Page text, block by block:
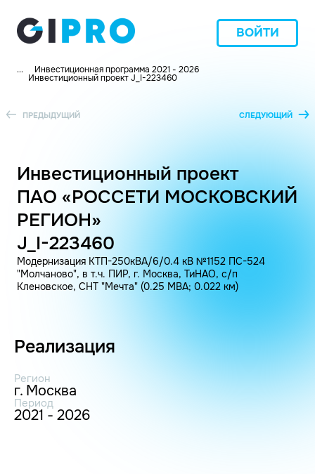
ВОЙТИ
... Инвестиционная программа 2021 - 2026
Инвестиционный проект J_I-223460
ПРЕДЫДУЩИЙ СЛЕДУЮЩИЙ
Инвестиционный проект
ПАО «РОССЕТИ МОСКОВСКИЙ
РЕГИОН»
J_I-223460
Модернизация КТП-250кВА/6/0.4 кВ №1152 ПС-524
"Молчаново", в т.ч. ПИР, г. Москва, ТиНАО, с/п
Кленовское, СНТ "Мечта" (0.25 МВА; 0.022 км)
Реализация
Регион
г. Москва
Период
2021 - 2026